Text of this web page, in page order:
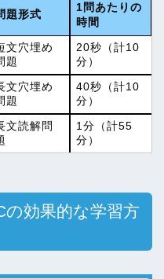
題形式
1問あたりの
時間
文穴埋め
題
20秒（計10
分）
文穴埋め
題
40秒（計10
分）
文読解問
1分（計55
分）
効果的な学習方